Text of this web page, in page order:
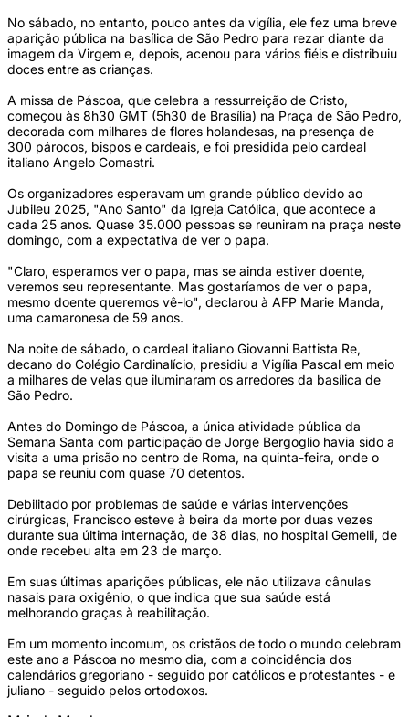
No sábado, no entanto, pouco antes da vigília, ele fez uma breve
aparição pública na basílica de São Pedro para rezar diante da
imagem da Virgem e, depois, acenou para vários fiéis e distribuiu
doces entre as crianças.
A missa de Páscoa, que celebra a ressurreição de Cristo,
começou às 8h30 GMT (5h30 de Brasília) na Praça de São Pedro,
decorada com milhares de flores holandesas, na presença de
300 párocos, bispos e cardeais, e foi presidida pelo cardeal
italiano Angelo Comastri.
Os organizadores esperavam um grande público devido ao
Jubileu 2025, "Ano Santo" da Igreja Católica, que acontece a
cada 25 anos. Quase 35.000 pessoas se reuniram na praça neste
domingo, com a expectativa de ver o papa.
"Claro, esperamos ver o papa, mas se ainda estiver doente,
veremos seu representante. Mas gostaríamos de ver o papa,
mesmo doente queremos vê-lo", declarou à AFP Marie Manda,
uma camaronesa de 59 anos.
Na noite de sábado, o cardeal italiano Giovanni Battista Re,
decano do Colégio Cardinalício, presidiu a Vigília Pascal em meio
a milhares de velas que iluminaram os arredores da basílica de
São Pedro.
Antes do Domingo de Páscoa, a única atividade pública da
Semana Santa com participação de Jorge Bergoglio havia sido a
visita a uma prisão no centro de Roma, na quinta-feira, onde o
papa se reuniu com quase 70 detentos.
Debilitado por problemas de saúde e várias intervenções
cirúrgicas, Francisco esteve à beira da morte por duas vezes
durante sua última internação, de 38 dias, no hospital Gemelli, de
onde recebeu alta em 23 de março.
Em suas últimas aparições públicas, ele não utilizava cânulas
nasais para oxigênio, o que indica que sua saúde está
melhorando graças à reabilitação.
Em um momento incomum, os cristãos de todo o mundo celebram
este ano a Páscoa no mesmo dia, com a coincidência dos
calendários gregoriano - seguido por católicos e protestantes - e
juliano - seguido pelos ortodoxos.